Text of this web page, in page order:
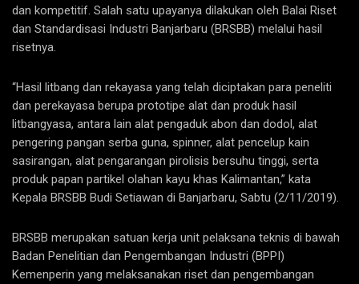
dan kompetitif. Salah satu upayanya dilakukan oleh Balai Riset
dan Standardisasi Industri Banjarbaru (BRSBB) melalui hasil
risetnya.
“Hasil litbang dan rekayasa yang telah diciptakan para peneliti
dan perekayasa berupa prototipe alat dan produk hasil
litbangyasa, antara lain alat pengaduk abon dan dodol, alat
pengering pangan serba guna, spinner, alat pencelup kain
sasirangan, alat pengarangan pirolisis bersuhu tinggi, serta
produk papan partikel olahan kayu khas Kalimantan,” kata
Kepala BRSBB Budi Setiawan di Banjarbaru, Sabtu (2/11/2019).
BRSBB merupakan satuan kerja unit pelaksana teknis di bawah
Badan Penelitian dan Pengembangan Industri (BPPI)
Kemenperin yang melaksanakan riset dan pengembangan